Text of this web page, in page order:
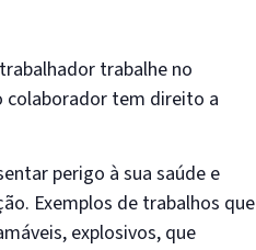
trabalhe no
colaborador tem direito a
perigo à sua saúde e
Exemplos de trabalhos que
explosivos, que